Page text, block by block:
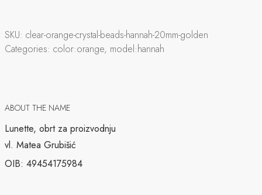
SKU: clear-orange-crystal-beads-hannah-20mm-golden
Categories: color:orange, model:hannah
ABOUT THE NAME
Lunette, obrt za proizvodnju
vl. Matea Grubišić
OIB: 49454175984